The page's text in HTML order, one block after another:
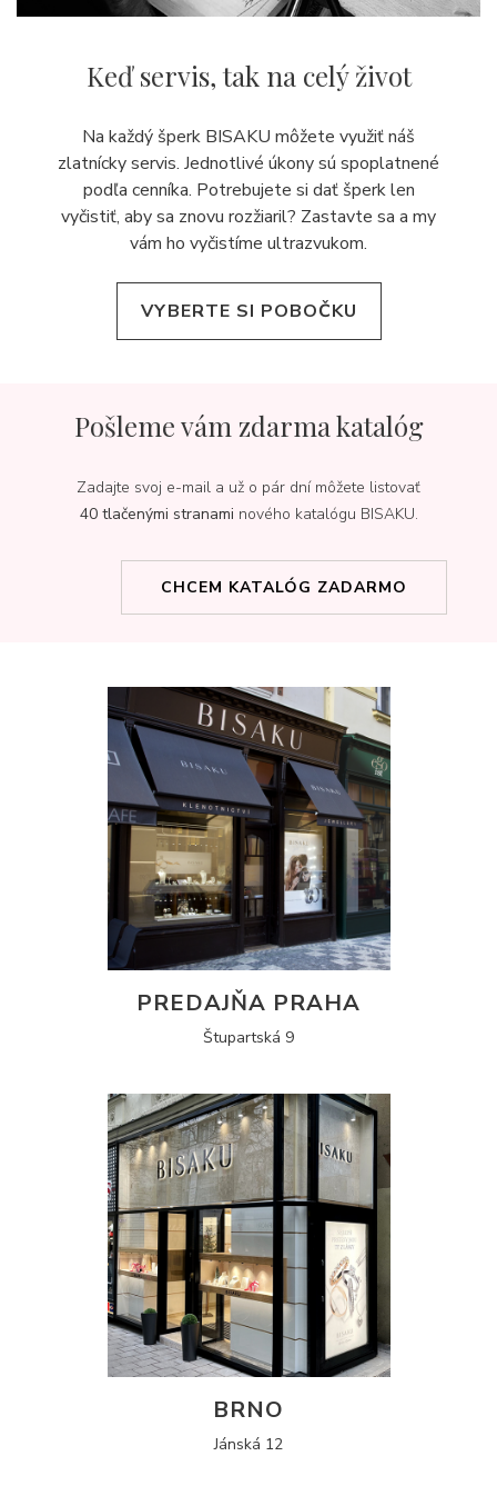
Keď servis,tak na celý život
Na každý šperk BISAKU môžete využiť náš
zlatnícky servis. Jednotlivé úkony sú spoplatnené
podľa cenníka. Potrebujete si dať šperk len
vyčistiť, aby sa znovu rozžiaril? Zastavte sa a my
vám ho vyčistíme ultrazvukom.
VYBERTE SI POBOČKU
Pošleme vám zdarma katalóg
Zadajte svoj e-mail a už o pár dní môžete listovať
40 tlačenými stranami nového katalógu BISAKU.
CHCEM KATALÓG ZADARMO
PREDAJŇA PRAHA
Štupartská 9
BRNO
Jánská 12